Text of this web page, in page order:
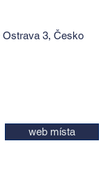
Ostrava 3, Česko
web místa